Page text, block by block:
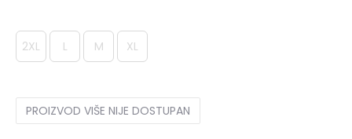
2XL L M XL
PROIZVOD VIŠE NIJE DOSTUPAN